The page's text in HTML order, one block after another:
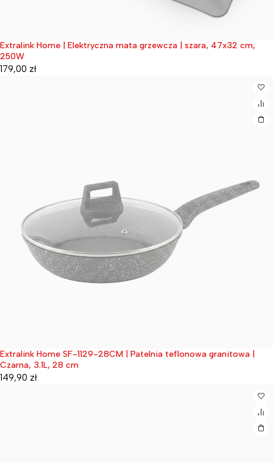
Wyprzedane
Extralink Home | Elektryczna mata grzewcza | szara, 47x32 cm,
250W
179,00 zł
Wyprzedane
Extralink Home SF-1129-28CM | Patelnia teflonowa granitowa |
Czarna, 3.1L, 28 cm
149,90 zł